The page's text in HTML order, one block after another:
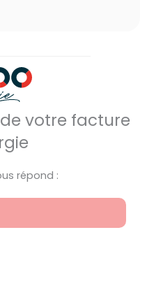
votre facture
répond :